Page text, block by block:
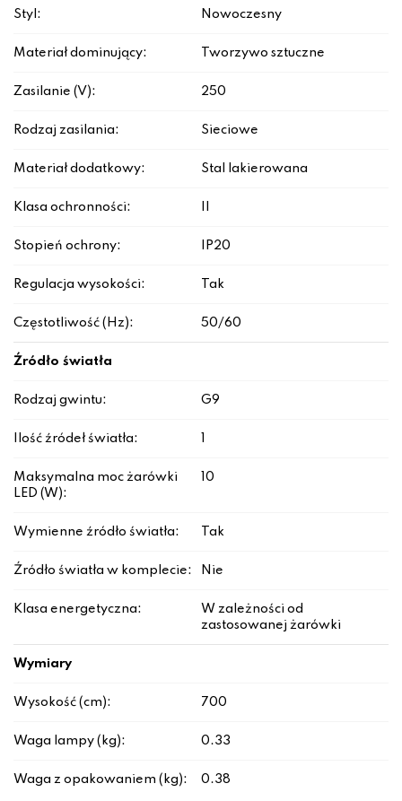
Styl: Nowoczesny
Materiał dominujący: Tworzywo sztuczne
Zasilanie (V): 250
Rodzaj zasilania: Sieciowe
Materiał dodatkowy: Stal lakierowana
Klasa ochronności:
Stopień ochrony: IP20
Regulacja wysokości: Tak
Częstotliwość (Hz): 50/60
Źródło światła
Rodzaj gwintu: G9
Ilość źródeł światła:
Maksymalna moc żarówki
LED (W):
10
Wymienne źródło światła: Tak
Źródło światła w komplecie: Nie
Klasa energetyczna:
W zależności od
zastosowanej żarówki
Wymiary
Wysokość (cm): 700
Waga lampy (kg): 0.33
Waga z opakowaniem (kg): 0.38